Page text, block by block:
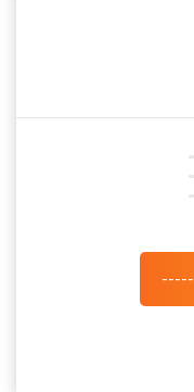
-----